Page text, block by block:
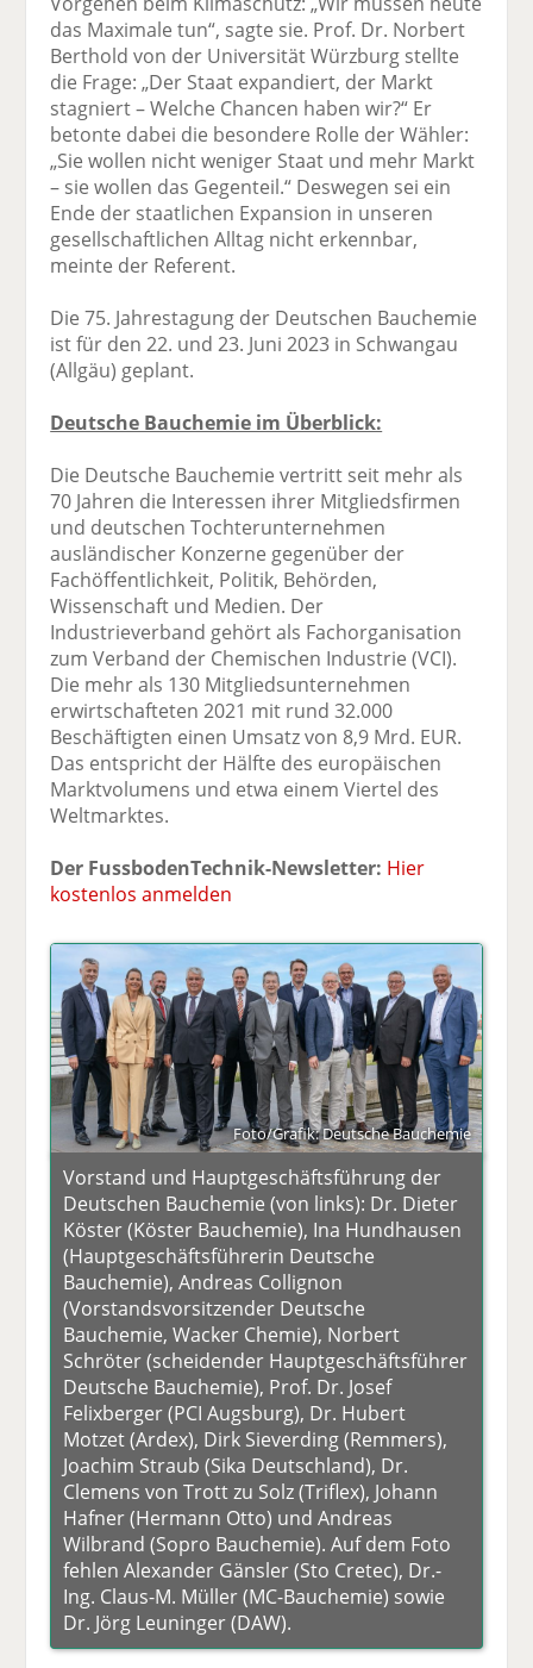
das Maximale tun“, sagte sie. Prof. Dr. Norbert
Berthold von der Universität Würzburg stellte
die Frage: „Der Staat expandiert, der Markt
stagniert – Welche Chancen haben wir?“ Er
betonte dabei die besondere Rolle der Wähler:
„Sie wollen nicht weniger Staat und mehr Markt
– sie wollen das Gegenteil.“ Deswegen sei ein
Ende der staatlichen Expansion in unseren
gesellschaftlichen Alltag nicht erkennbar,
meinte der Referent.
Die 75. Jahrestagung der Deutschen Bauchemie
ist für den 22. und 23. Juni 2023 in Schwangau
(Allgäu) geplant.
Deutsche Bauchemie im Überblick:
Die Deutsche Bauchemie vertritt seit mehr als
70 Jahren die Interessen ihrer Mitgliedsfirmen
und deutschen Tochterunternehmen
ausländischer Konzerne gegenüber der
Fachöffentlichkeit, Politik, Behörden,
Wissenschaft und Medien. Der
Industrieverband gehört als Fachorganisation
zum Verband der Chemischen Industrie (VCI).
Die mehr als 130 Mitgliedsunternehmen
erwirtschafteten 2021 mit rund 32.000
Beschäftigten einen Umsatz von 8,9 Mrd. EUR.
Das entspricht der Hälfte des europäischen
Marktvolumens und etwa einem Viertel des
Weltmarktes.
Der FussbodenTechnik-Newsletter: Hier
kostenlos anmelden
Foto/Grafik: Deutsche Bauchemie
Vorstand und Hauptgeschäftsführung der
Deutschen Bauchemie (von links): Dr. Dieter
Köster (Köster Bauchemie), Ina Hundhausen
(Hauptgeschäftsführerin Deutsche
Bauchemie), Andreas Collignon
(Vorstandsvorsitzender Deutsche
Bauchemie, Wacker Chemie), Norbert
Schröter (scheidender Hauptgeschäftsführer
Deutsche Bauchemie), Prof. Dr. Josef
Felixberger (PCI Augsburg), Dr. Hubert
Motzet (Ardex), Dirk Sieverding (Remmers),
Joachim Straub (Sika Deutschland), Dr.
Clemens von Trott zu Solz (Triflex), Johann
Hafner (Hermann Otto) und Andreas
Wilbrand (Sopro Bauchemie). Auf dem Foto
fehlen Alexander Gänsler (Sto Cretec), Dr.-
Ing. Claus-M. Müller (MC-Bauchemie) sowie
Dr. Jörg Leuninger (DAW).